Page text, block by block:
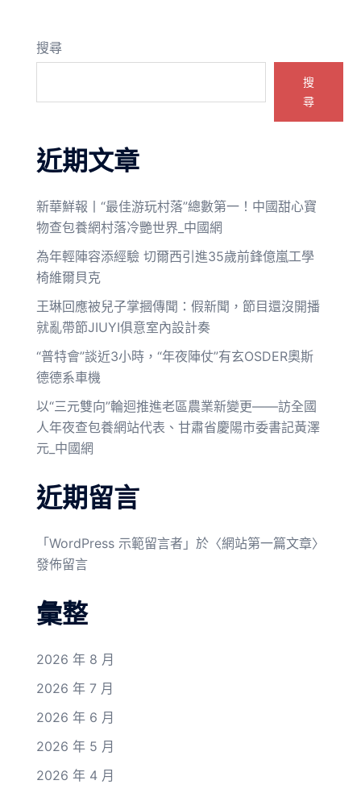
搜尋
搜
尋
近期文章
新華鮮報丨“最佳游玩村落”總數第一！中國甜心寶
物查包養網村落冷艷世界_中國網
為年輕陣容添經驗 切爾西引進35歲前鋒億嵐工學
椅維爾貝克
王琳回應被兒子掌摑傳聞：假新聞，節目還沒開播
就亂帶節JIUYI俱意室內設計奏
“普特會”談近3小時，“年夜陣仗”有玄OSDER奧斯
德德系車機
以“三元雙向”輪迴推進老區農業新變更——訪全國
人年夜查包養網站代表、甘肅省慶陽市委書記黃澤
元_中國網
近期留言
「 WordPress 示範留言者 」於〈網站第一篇文章〉
發佈留言
彙整
2026 年 8 月
2026 年 7 月
2026 年 6 月
2026 年 5 月
2026 年 4 月